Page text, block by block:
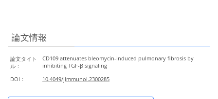
論文情報
論文タイト
ル：
CD109 attenuates bleomycin-induced pulmonary fibrosis by
inhibiting TGF-β signaling
DOI：
10.4049/jimmunol.2300285